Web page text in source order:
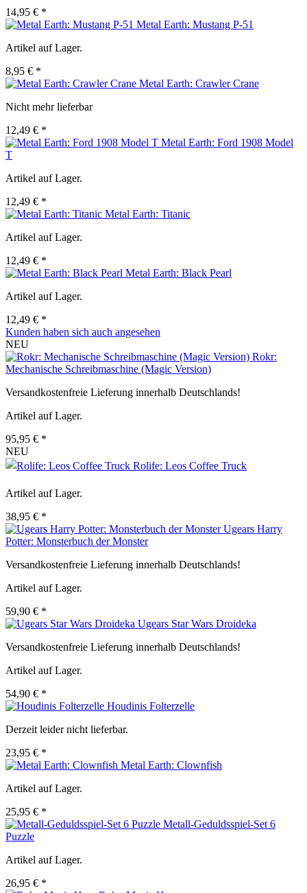
14,95 € *
Metal Earth: Mustang P-51
Artikel auf Lager.
8,95 € *
Metal Earth: Crawler Crane
Nicht mehr lieferbar
12,49 € *
Metal Earth: Ford 1908 Model
T
Artikel auf Lager.
12,49 € *
Metal Earth: Titanic
Artikel auf Lager.
12,49 € *
Metal Earth: Black Pearl
Artikel auf Lager.
12,49 € *
Kunden haben sich auch angesehen
NEU
Rokr:
Mechanische Schreibmaschine (Magic Version)
Versandkostenfreie Lieferung innerhalb Deutschlands!
Artikel auf Lager.
95,95 € *
NEU
Rolife: Leos Coffee Truck
Artikel auf Lager.
38,95 € *
Ugears Harry
Potter: Monsterbuch der Monster
Versandkostenfreie Lieferung innerhalb Deutschlands!
Artikel auf Lager.
59,90 € *
Ugears Star Wars Droideka
Versandkostenfreie Lieferung innerhalb Deutschlands!
Artikel auf Lager.
54,90 € *
Houdinis Folterzelle
Derzeit leider nicht lieferbar.
23,95 € *
Metal Earth: Clownfish
Artikel auf Lager.
25,95 € *
Metall-Geduldsspiel-Set 6
Puzzle
Artikel auf Lager.
26,95 € *